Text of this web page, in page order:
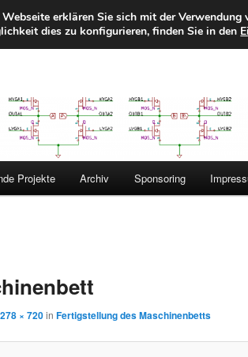
Projekte Archiv Sponsoring
× 720inFertigstellung des Maschinenbetts
erklären Sie sich mit der Verwendung
dies zu konfigurieren, finden Sie in den